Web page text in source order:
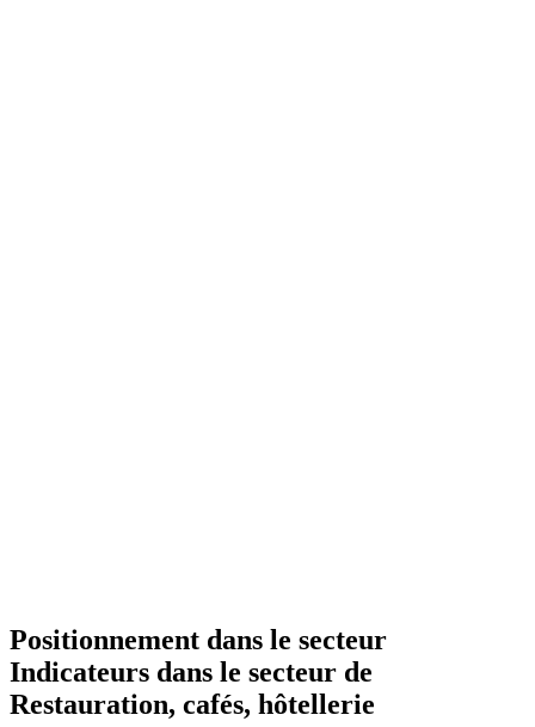
Positionnement dans le secteur
Indicateurs dans le secteur de
Restauration, cafés, hôtellerie